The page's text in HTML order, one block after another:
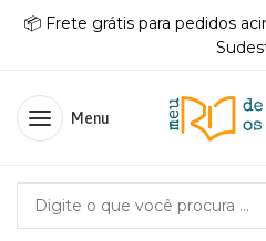
📦 Frete grátis para pedidos
Menu